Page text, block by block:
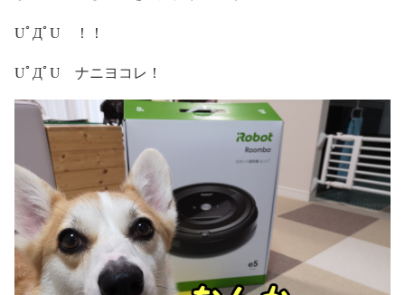
UﾟДﾟU ！！
UﾟДﾟU ナニヨコレ！